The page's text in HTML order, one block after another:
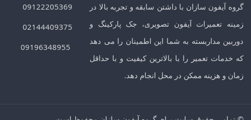
گروه آیفون سازان با داشتن سابقه و تجربه بالا در
زمینه تعمیرات آیفون تصویری، جک پارکینگ و
دوربین مداربسته به شما این اطمینان را می دهد
که خدمات تعمیر را با بالاترین کیفیت و با حداقل
زمان و هزینه ممکن در محل انجام دهد.